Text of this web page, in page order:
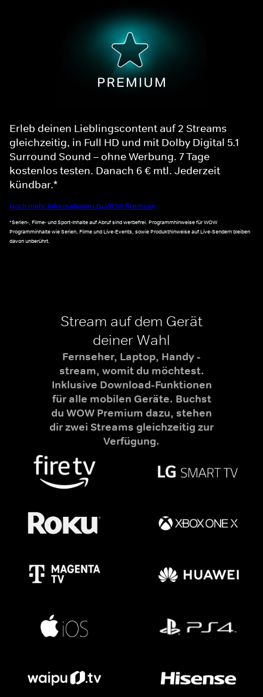
Erleb deinen Lieblingscontent auf 2 Streams
gleichzeitig, in Full HD und mit Dolby Digital 5.1
Surround Sound – ohne Werbung. 7 Tage
kostenlos testen. Danach 6 € mtl. Jederzeit
kündbar.*
Noch mehr Informationen zu WOW Premium
*Serien-, Filme- und Sport-Inhalte auf Abruf sind werbefrei. Programmhinweise für WOW
Programminhalte wie Serien, Filme und Live-Events, sowie Produkthinweise auf Live-Sendern bleiben
davon unberührt.
Stream auf dem Gerät
deiner Wahl
Fernseher, Laptop, Handy -
stream, womit du möchtest.
Inklusive Download-Funktionen
für alle mobilen Geräte. Buchst
du WOW Premium dazu, stehen
dir zwei Streams gleichzeitig zur
Verfügung.